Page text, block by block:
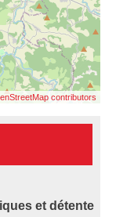
contributors
et détente